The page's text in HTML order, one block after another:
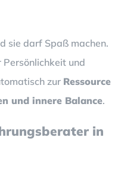
sie darf Spaß machen.
Persönlichkeit und
zur Ressource
und innere Balance.
in